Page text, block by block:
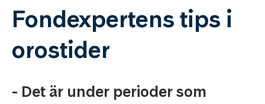
Fondexpertens tips i
orostider
- Det är under perioder som